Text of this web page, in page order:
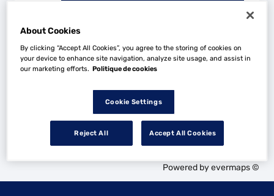
Les Top Garage dans les villes à proximité
Powered byevermaps ©
About Cookies
By clicking “Accept All Cookies”, you agree to the storing of cookies on
your device to enhance site navigation, analyze site usage, and assist in
our marketing efforts. Politique de cookies
Cookie Settings
Reject All Accept All Cookies